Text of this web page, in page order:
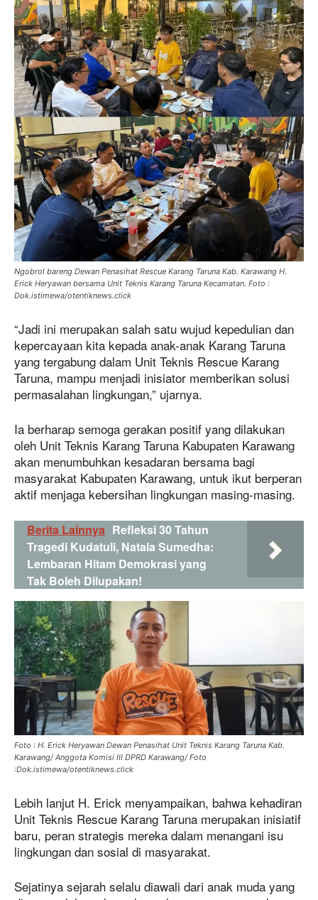
Ngobrol bareng Dewan Penasihat Rescue Karang Taruna Kab. Karawang H.
Erick Heryawan bersama Unit Teknis Karang Taruna Kecamatan. Foto :
Dok.istimewa/otentiknews.click
“Jadi ini merupakan salah satu wujud kepedulian dan
kepercayaan kita kepada anak-anak Karang Taruna
yang tergabung dalam Unit Teknis Rescue Karang
Taruna, mampu menjadi inisiator memberikan solusi
permasalahan lingkungan,” ujarnya.
Ia berharap semoga gerakan positif yang dilakukan
oleh Unit Teknis Karang Taruna Kabupaten Karawang
akan menumbuhkan kesadaran bersama bagi
masyarakat Kabupaten Karawang, untuk ikut berperan
aktif menjaga kebersihan lingkungan masing-masing.
Berita Lainnya Refleksi 30 Tahun
Tragedi Kudatuli, Natala Sumedha:
Lembaran Hitam Demokrasi yang
Tak Boleh Dilupakan!
Foto : H. Erick Heryawan Dewan Penasihat Unit Teknis Karang Taruna Kab.
Karawang/ Anggota Komisi III DPRD Karawang/ Foto
:Dok.istimewa/otentiknews.click
Lebih lanjut H. Erick menyampaikan, bahwa kehadiran
Unit Teknis Rescue Karang Taruna merupakan inisiatif
baru, peran strategis mereka dalam menangani isu
lingkungan dan sosial di masyarakat.
Sejatinya sejarah selalu diawali dari anak muda yang